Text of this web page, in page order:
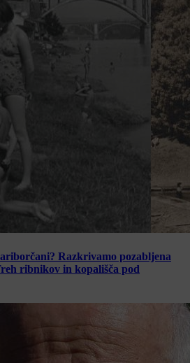
Razkrivamo pozabljena
ribnikov in kopališča pod